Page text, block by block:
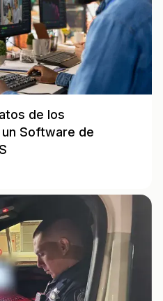
de los
Software de